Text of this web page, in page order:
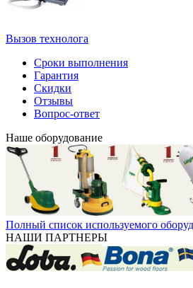
Вызов технолога
Сроки выполнения
Гарантия
Скидки
Отзывы
Вопрос-ответ
Наше оборудование
Полный список используемого
НАШИ ПАРТНЕРЫ